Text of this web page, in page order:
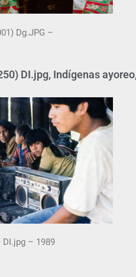
Dg.JPG –
DI.jpg, Indígenas
DI.jpg – 1989